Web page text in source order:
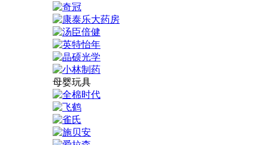
母婴玩具